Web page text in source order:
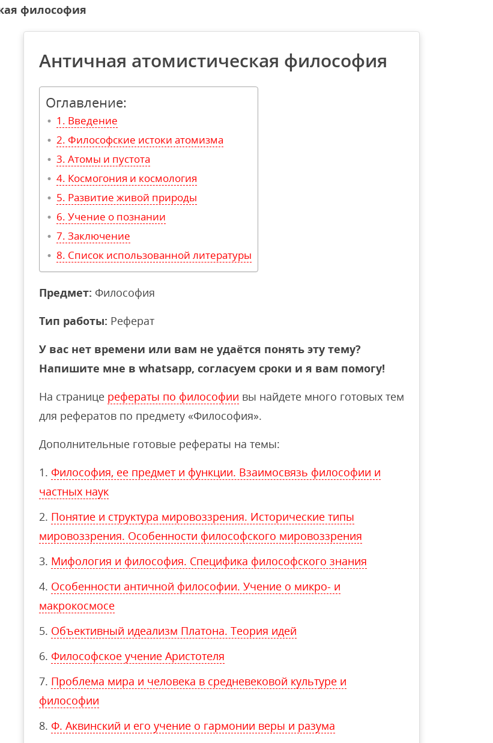
философия
Античная атомистическая философия
Оглавление:
Введение
Философские истоки атомизма
Атомы и пустота
Космогония и космология
Развитие живой природы
Учение о познании
Заключение
Список использованной литературы
Предмет: Философия
Тип работы: Реферат
У вас нет времени или вам не удаётся понять эту тему?
Напишите мне в whatsapp, согласуем сроки и я вам помогу!
На странице рефераты по философии вы найдете много готовых тем
для рефератов по предмету «Философия».
Дополнительные готовые рефераты на темы:
Философия, ее предмет и функции. Взаимосвязь философии и
частных наук
Понятие и структура мировоззрения. Исторические типы
мировоззрения. Особенности философского мировоззрения
Мифология и философия. Специфика философского знания
Особенности античной философии. Учение о микро- и
макрокосмосе
Объективный идеализм Платона. Теория идей
Философское учение Аристотеля
Проблема мира и человека в средневековой культуре и
философии
Ф. Аквинский и его учение о гармонии веры и разума